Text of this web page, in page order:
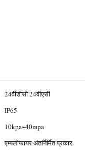
24वीडीसी 24वीएसी
IP65
10kpa~40mpa
एम्पलीफायर अंतर्निर्मित प्रकार